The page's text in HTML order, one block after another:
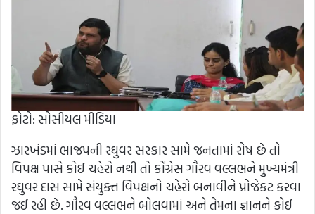
ફોટો: સોસીયલ મીડિયા
ઝારખંડમાં ભાજપની રઘુવર સરકાર સામે જનતામાં રોષ છે તો
વિપક્ષ પાસે કોઈ ચહેરો નથી તો કોંગ્રેસ ગૌરવ વલ્લભને મુખ્યમંત્રી
રઘુવર દાસ સામે સંયુક્ત વિપક્ષનો ચહેરો બનાવીને પ્રોજેકટ કરવા
જઈ રહી છે. ગૌરવ વલ્લભને બોલવામાં અને તેમના જ્ઞાનને કોઈ